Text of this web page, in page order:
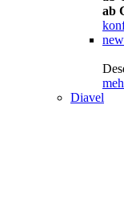
ab
new
Diavel